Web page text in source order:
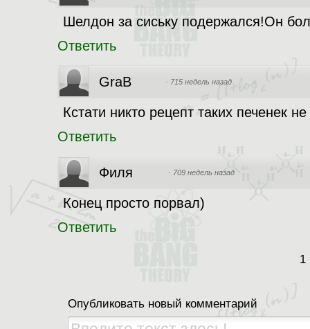
Шелдон за сиську подержался!Он
Ответить
GraB · 715 недель назад
Кстати никто рецепт таких печенек
Ответить
Филя · 709 недель назад
Конец просто порвал)
Ответить
1
Опубликовать новый комментарий